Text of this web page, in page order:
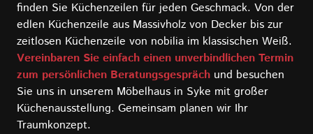
finden Sie Küchenzeilen für jeden Geschmack. Von der
edlen Küchenzeile aus Massivholz von Decker bis zur
zeitlosen Küchenzeile von nobilia im klassischen Weiß.
Vereinbaren Sie einfach einen unverbindlichen Termin
zum persönlichen Beratungsgespräch und besuchen
Sie uns in unserem Möbelhaus in Syke mit großer
Küchenausstellung. Gemeinsam planen wir Ihr
Traumkonzept.